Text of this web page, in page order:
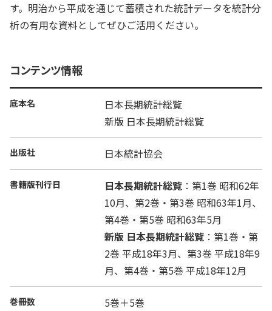
す。明治から平成を通じて蓄積された統計データを統計分
析の有用な資料としてぜひご活用ください。
コンテンツ情報
底本名
日本長期統計総覧
新版 日本長期統計総覧
出版社 日本統計協会
書籍版刊行日 日本長期統計総覧 ：第1巻 昭和62年
10月、第2巻・第3巻 昭和63年1月、
第4巻・第5巻 昭和63年5月
新版 日本長期統計総覧 ：第1巻・第
2巻 平成18年3月、第3巻 平成18年9
月、第4巻・第5巻 平成18年12月
巻冊数 5巻＋5巻